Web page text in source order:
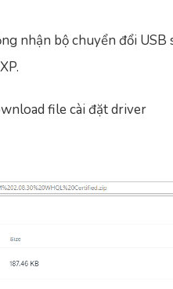
nhận bộ chuyển đổi USB
file cài đặt driver